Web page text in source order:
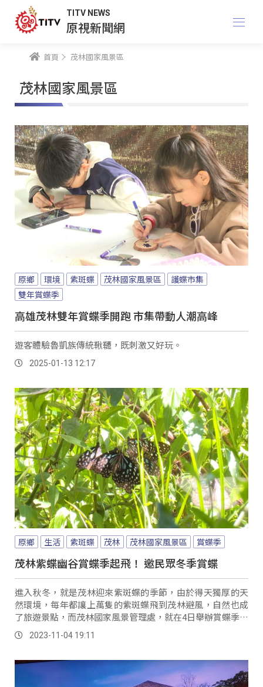
TITV NEWS
原視新聞網
首頁 茂林國家風景區
茂林國家風景區
原鄉 環境 紫斑蝶 茂林國家風景區
護蝶市集
雙年賞蝶季
高雄茂林雙年賞蝶季開跑 市集帶動人潮高峰
遊客體驗魯凱族傳統鞦韆，既刺激又好玩。
2025-01-13 12:17
原鄉 生活 紫斑蝶 茂林 茂林國家風景區 賞蝶季
茂林紫蝶幽谷賞蝶季起飛！ 邀民眾冬季賞蝶
進入秋冬，就是茂林迎來紫斑蝶的季節，由於得天獨厚的天
然環境，每年都讓上萬隻的紫斑蝶飛到茂林避風，自然也成
了旅遊景點，而茂林國家風景管理處，就在4日舉辦賞蝶季的
開幕活動，邀請民眾一起來賞蝶。
2023-11-04 19:11